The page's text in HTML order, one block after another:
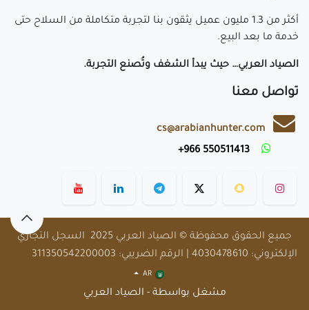
أكثر من 1.3 مليون عميل يثقون بنا لتجربة متكاملة من السلاح حتى
خدمة ما بعد البيع.
الصياد العربي… حيث يبدأ الشغف وتُصنع التجربة.
تواصل معنا
cs@arabianhunter.com
​550511413 966+
جميع الحقوق محفوظة © الصياد العربي 2025 السجل التجاري
الإلكتروني: 4030478610 | الرقم الضريبي: 311350542200003
AR
مشغل بواسطة - الصياد العربي